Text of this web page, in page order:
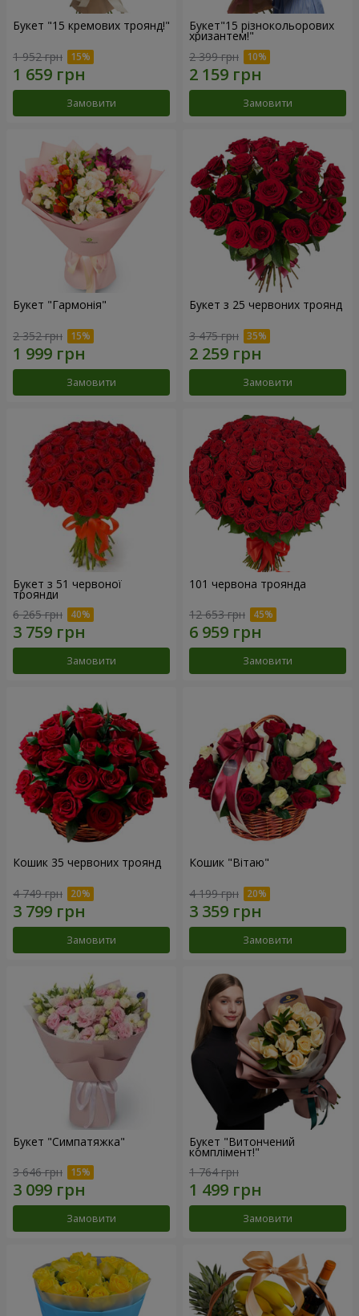
Букет "15 кремових троянд!"
1 952 грн
Замовити
Букет"15 різнокольорових
хризантем!"
2 399 грн
Замовити
Букет "Гармонія"
2 352 грн
Замовити
Букет з 25 червоних троянд
3 475 грн
Замовити
Букет з 51 червоної
троянди
6 265 грн
Замовити
101 червона троянда
12 653 грн
Замовити
Кошик 35 червоних троянд
4 749 грн
Замовити
Кошик "Вітаю"
4 199 грн
Замовити
Букет "Симпатяжка"
3 646 грн
Замовити
Букет "Витончений
комплімент!"
1 764 грн
Замовити